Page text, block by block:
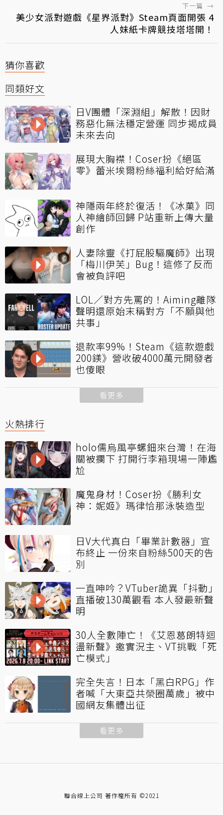
下一篇 →
美少女派對遊戲《星界派對》Steam頁面開張 4
人妹紙卡牌競技塔塔開！
猜你喜歡
同類好文
日V團體「深淵組」解散！因財
務惡化無法穩定營運 同步揭成員
未來去向
展現大胸襟！Coser扮《絕區
零》蕾米埃爾粉絲福利給好給滿
神隱兩年終於復活！《冰菓》同
人神繪師回歸 P站重新上傳大量
創作
人妻除靈《打屁股驅魔師》出現
「梅川伊芙」Bug！這修了反而
會被負評吧
LOL／對方先罵的！Aiming離隊
聲明還原始末稱對方「不願與他
共事」
退款率99%！Steam《這款遊戲
200鎂》營收破4000萬元開發者
也傻眼
看更多
火熱排行
holo儒烏風亭螺鈿來台灣！在海
關被攔下 打開行李箱現場一陣尷
尬
魔鬼身材！Coser扮《勝利女
神：妮姬》瑪律恰那泳裝造型
日V大代真白「畢業計數器」宣
布終止 一份來自粉絲500天的告
別
一直呻吟？VTuber詭異「抖動」
直播破130萬觀看 本人發最新聲
明
30人全數陣亡！《艾恩葛朗特迴
盪新聲》邀實況主、VT挑戰「死
亡模式」
完全失言！日本「黑白RPG」作
者喊「大東亞共榮圈萬歲」被中
國網友集體出征
看更多
聯合線上公司 著作權所有 ©2021